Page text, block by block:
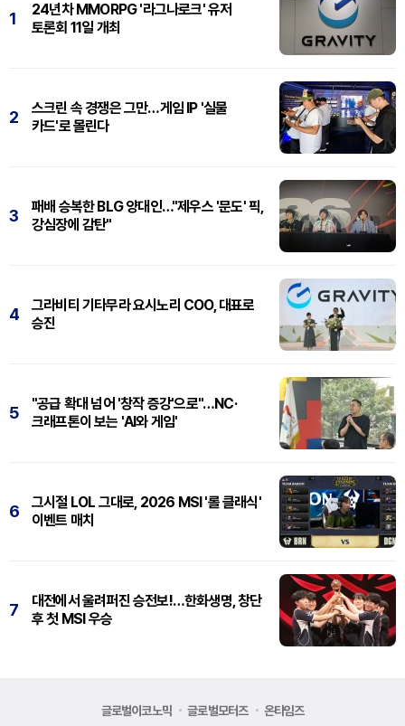
1
24년차 MMORPG '라그나로크' 유저
토론회 11일 개최
2
스크린 속 경쟁은 그만…게임 IP '실물
카드'로 몰린다
3
패배 승복한 BLG 양대인…"제우스 '문도' 픽,
강심장에 감탄"
4
그라비티 기타무라 요시노리 COO, 대표로
승진
5
"공급 확대 넘어 '창작 증강'으로"…NC·
크래프톤이 보는 'AI와 게임'
6
그시절 LOL 그대로, 2026 MSI '롤 클래식'
이벤트 매치
7
대전에서 울려퍼진 승전보!…한화생명, 창단
후 첫 MSI 우승
글로벌이코노믹 글로벌모터즈 온타임즈